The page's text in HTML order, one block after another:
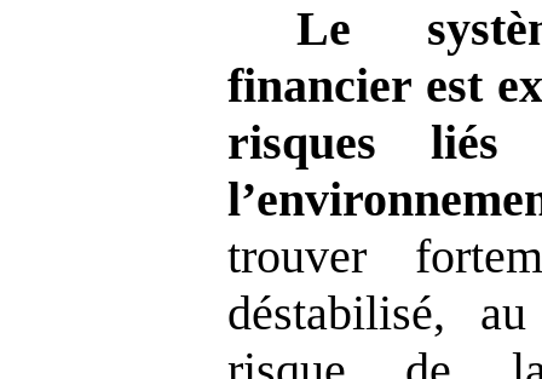
Le
financier est
risques
trouver
déstabilisé,